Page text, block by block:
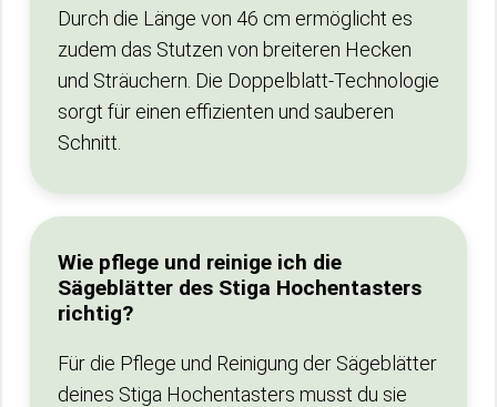
Durch die Länge von 46 cm ermöglicht es
zudem das Stutzen von breiteren Hecken
und Sträuchern. Die Doppelblatt-Technologie
sorgt für einen effizienten und sauberen
Schnitt.
Wie pflege und reinige ich die
Sägeblätter des Stiga Hochentasters
richtig?
Für die Pflege und Reinigung der Sägeblätter
deines Stiga Hochentasters musst du sie